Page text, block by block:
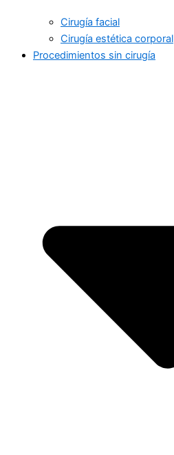
Cirugía facial
Cirugía estética corporal
Procedimientos sin cirugía